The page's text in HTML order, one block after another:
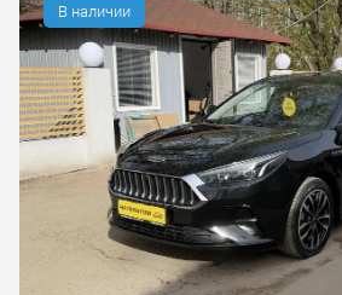
В наличии